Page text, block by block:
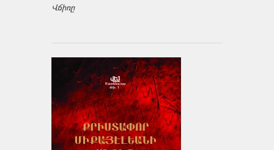
Վճիռը